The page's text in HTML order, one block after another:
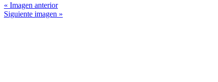
« Imagen anterior
Siguiente imagen »